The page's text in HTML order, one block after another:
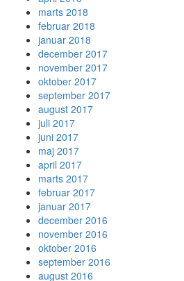
marts 2018
februar 2018
januar 2018
december 2017
november 2017
oktober 2017
september 2017
august 2017
juli 2017
juni 2017
maj 2017
april 2017
marts 2017
februar 2017
januar 2017
december 2016
november 2016
oktober 2016
september 2016
august 2016